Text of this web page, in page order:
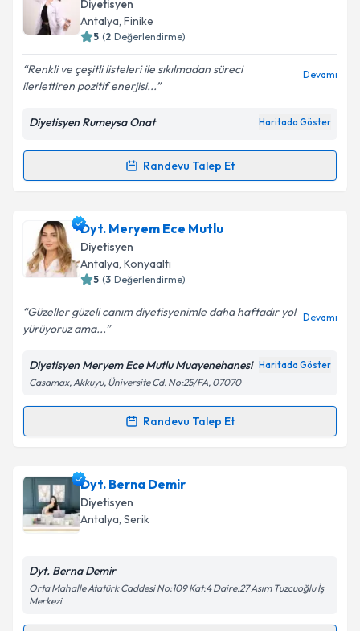
takvim hazırlandığında e-posta ile bilgilendireceğiz.
Kişisel verilerimin işlenmesine ilişkin
Aydınlatma
kapsamda işlenmesini kabul ediyorum.
Diyetisyen
Antalya, Finike
5 (2 Değerlendirme)
Renkli ve çeşitli listeleri ile sıkılmadan süreci
ilerlettiren pozitif enerjisi...
Devamı
Diyetisyen Rumeysa Onat Haritada Göster
Randevu Talep Et
Randevu Takvimi Talebi
Dyt. Rumeysa Onat için randevu takvimi talebi
oluşturun. Size bu uzmandan randevu almanız için bir
takvim hazırlandığında e-posta ile bilgilendireceğiz.
Kişisel verilerimin işlenmesine ilişkin Aydınlatma
Metni'ni okudum ve kişisel verilerimin belirtilen
kapsamda işlenmesini kabul ediyorum.
Dyt. Meryem Ece Mutlu
Diyetisyen
Antalya, Konyaaltı
5 (3 Değerlendirme)
Güzeller güzeli canım diyetisyenimle daha haftadır yol
yürüyoruz ama...
Devamı
Diyetisyen Meryem Ece Mutlu Muayenehanesi Haritada Göster
Casamax, Akkuyu, Üniversite Cd. No:25/FA, 07070
Randevu Talep Et
Randevu Takvimi Talebi
Dyt. Meryem Ece Mutluiçin randevu takvimi talebi
oluşturun. Size bu uzmandan randevu almanız için bir
takvim hazırlandığında e-posta ile bilgilendireceğiz.
Kişisel verilerimin işlenmesine ilişkinAydınlatma
Dyt. Berna Demir
Diyetisyen
Antalya, Serik
Dyt. Berna Demir
Orta Mahalle Atatürk Caddesi No:109 Kat:4 Daire:27 Asım Tuzcuoğlu İş
Merkezi